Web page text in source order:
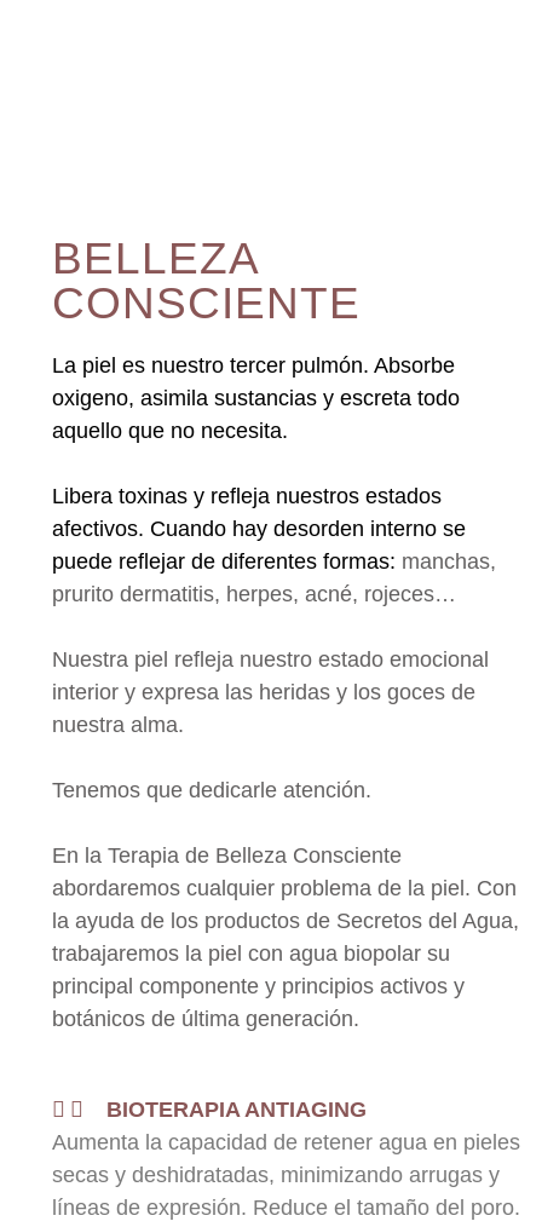
BELLEZA
CONSCIENTE
La piel es nuestro tercer pulmón. Absorbe
oxigeno, asimila sustancias y escreta todo
aquello que no necesita.
Libera toxinas y refleja nuestros estados
afectivos. Cuando hay desorden interno se
puede reflejar de diferentes formas: manchas,
prurito dermatitis, herpes, acné, rojeces…
Nuestra piel refleja nuestro estado emocional
interior y expresa las heridas y los goces de
nuestra alma.
Tenemos que dedicarle atención.
En la Terapia de Belleza Consciente
abordaremos cualquier problema de la piel. Con
la ayuda de los productos de Secretos del Agua,
trabajaremos la piel con agua biopolar su
principal componente y principios activos y
botánicos de última generación.
BIOTERAPIA ANTIAGING
Aumenta la capacidad de retener agua en pieles
secas y deshidratadas, minimizando arrugas y
líneas de expresión. Reduce el tamaño del poro.